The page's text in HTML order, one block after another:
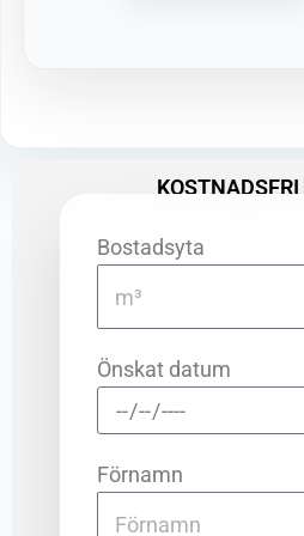
KOSTNADSFRI
Bostadsyta
Önskat datum
Förnamn